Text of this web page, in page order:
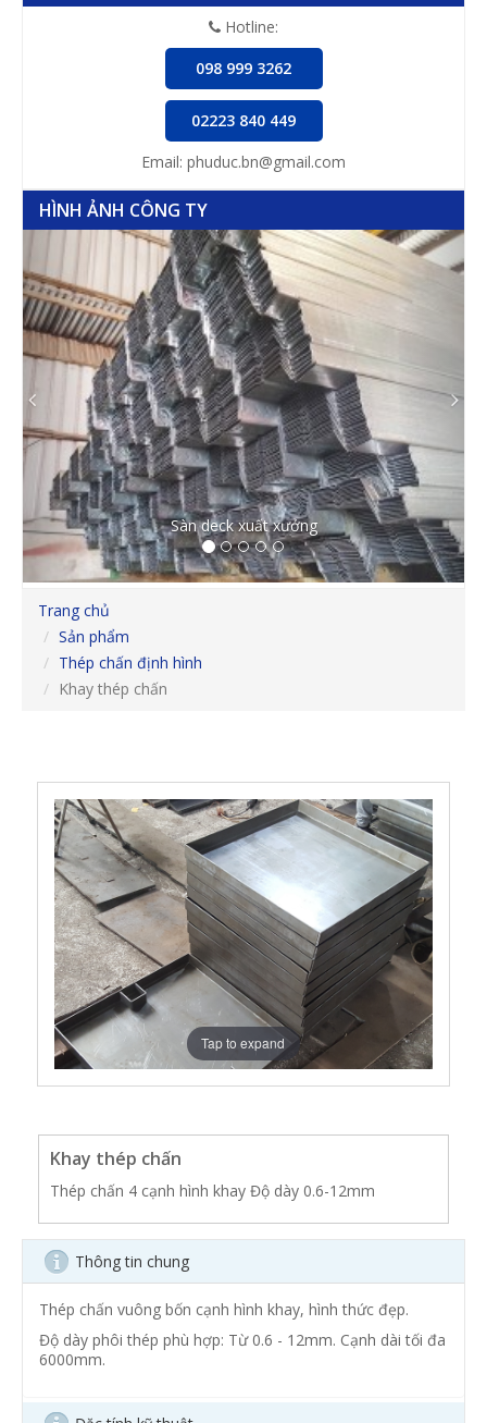
Hotline:
098 999 3262
02223 840 449
Email: phuduc.bn@gmail.com
HÌNH ẢNH CÔNG TY
Sàn deck xuất xưởng
Previous
Trang chủ
Sản phẩm
Thép chấn định hình
Khay thép chấn
Tap to expand
Khay thép chấn
Thép chấn 4 cạnh hình khay Độ dày 0.6-12mm
Thông tin chung
Thép chấn vuông bốn cạnh hình khay, hình thức đẹp.
Độ dày phôi thép phù hợp: Từ 0.6 - 12mm. Cạnh dài tối đa
6000mm.